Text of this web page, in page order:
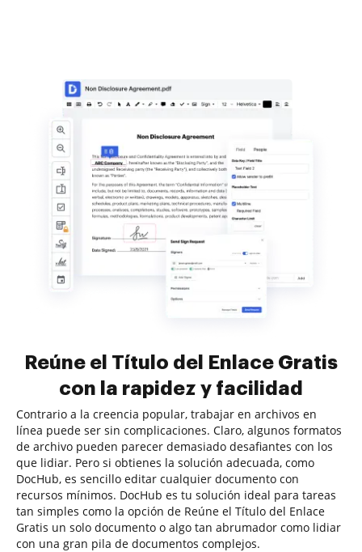
Reúne el Título del Enlace Gratis
con la rapidez y facilidad
Contrario a la creencia popular, trabajar en archivos en
línea puede ser sin complicaciones. Claro, algunos formatos
de archivo pueden parecer demasiado desafiantes con los
que lidiar. Pero si obtienes la solución adecuada, como
DocHub, es sencillo editar cualquier documento con
recursos mínimos. DocHub es tu solución ideal para tareas
tan simples como la opción de Reúne el Título del Enlace
Gratis un solo documento o algo tan abrumador como lidiar
con una gran pila de documentos complejos.